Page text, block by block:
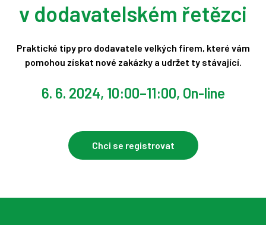
v dodavatelském řetězci
Praktické tipy pro dodavatele velkých firem, které vám
pomohou získat nové zakázky a udržet ty stávající.
6. 6. 2024, 10:00–11:00, On-line
Chci se registrovat